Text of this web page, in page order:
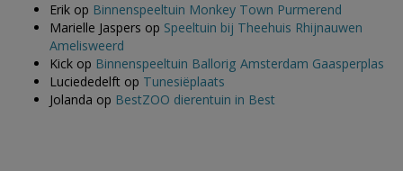
Erik op Binnenspeeltuin Monkey Town Purmerend
Marielle Jaspers op Speeltuin bij Theehuis Rhijnauwen
Amelisweerd
Kick op Binnenspeeltuin Ballorig Amsterdam Gaasperplas
Luciededelft op Tunesiëplaats
Jolanda op BestZOO dierentuin in Best